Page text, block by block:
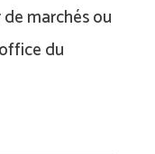
marchés ou
du